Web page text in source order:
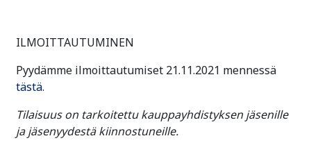
ILMOITTAUTUMINEN
Pyydämme ilmoittautumiset 21.11.2021 mennessä
tästä.
Tilaisuus on tarkoitettu kauppayhdistyksen jäsenille
ja jäsenyydestä kiinnostuneille.